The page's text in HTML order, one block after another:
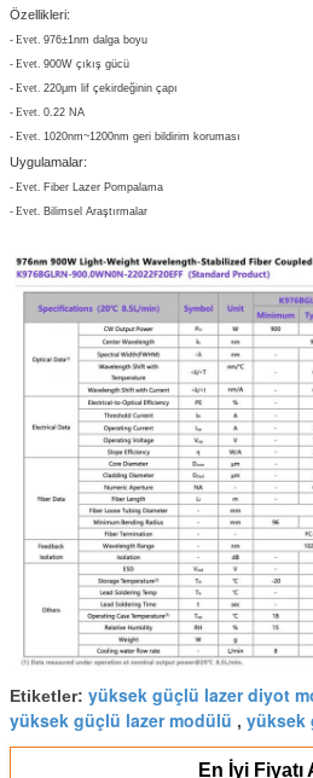
Özellikleri:
- Evet. 976±1nm dalga boyu
- Evet. 900W çıkış gücü
- Evet. 220μm lif çekirdeğinin çapı
- Evet. 0.22 NA
- Evet. 1020nm~1200nm geri bildirim koruması
Uygulamalar:
- Evet. Fiber Lazer Pompalama
- Evet. Bilimsel Araştırmalar
Etiketler: yüksek güçlü lazer diyot
yüksek güçlü lazer modülü , yüksek
En İyi Fiyatı